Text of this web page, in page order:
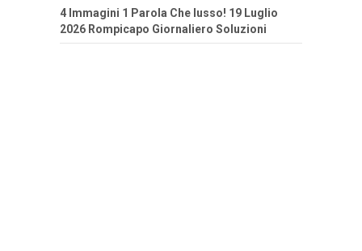
4 Immagini 1 Parola Che lusso! 19 Luglio
2026 Rompicapo Giornaliero Soluzioni